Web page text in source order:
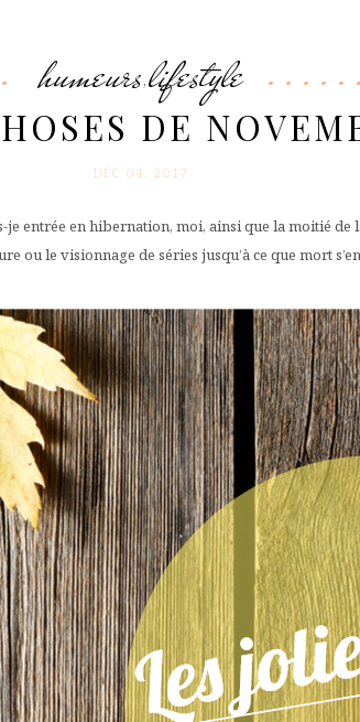
humeurs,lifestyle
DE
DÉC 04. 2017
entrée en hibernation, moi, ainsi que la moitié de
ou le visionnage de séries jusqu’à ce que mort